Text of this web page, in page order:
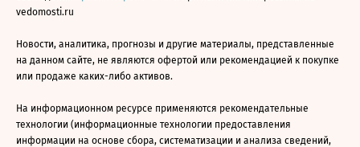
vedomosti.ru
Новости, аналитика, прогнозы и другие материалы, представленные
на данном сайте, не являются офертой или рекомендацией к покупке
или продаже каких-либо активов.
На информационном ресурсе применяются рекомендательные
технологии (информационные технологии предоставления
информации на основе сбора, систематизации и анализа сведений,